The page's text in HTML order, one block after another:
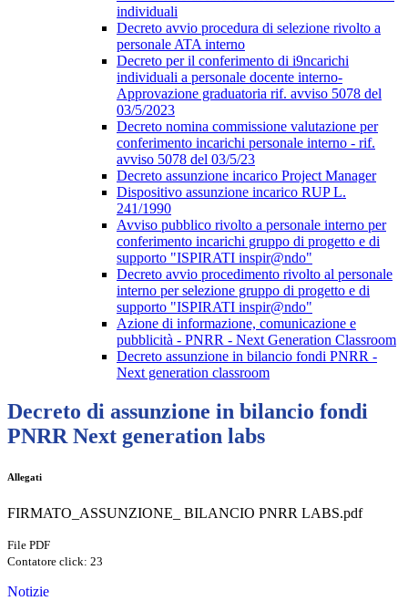
individuali
Decreto avvio procedura di selezione rivolto a
personale ATA interno
Decreto per il conferimento di i9ncarichi
individuali a personale docente interno-
Approvazione graduatoria rif. avviso 5078 del
03/5/2023
Decreto nomina commissione valutazione per
conferimento incarichi personale interno - rif.
avviso 5078 del 03/5/23
Decreto assunzione incarico Project Manager
Dispositivo assunzione incarico RUP L.
241/1990
Avviso pubblico rivolto a personale interno per
conferimento incarichi gruppo di progetto e di
supporto "ISPIRATI inspir@ndo"
Decreto avvio procedimento rivolto al personale
interno per selezione gruppo di progetto e di
supporto "ISPIRATI inspir@ndo"
Azione di informazione, comunicazione e
pubblicità - PNRR - Next Generation Classroom
Decreto assunzione in bilancio fondi PNRR -
Next generation classroom
Decreto di assunzione in bilancio fondi
PNRR Next generation labs
Allegati
FIRMATO_ASSUNZIONE_ BILANCIO PNRR LABS.pdf
File PDF
Contatore click: 23
Notizie